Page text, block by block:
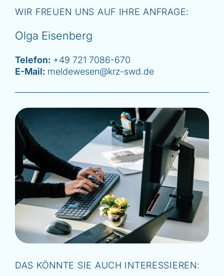
WIR FREUEN UNS AUF IHRE ANFRAGE:
Olga Eisenberg
Telefon: +49 721 7086-670
E-Mail: meldewesen@krz-swd.de
DAS KÖNNTE SIE AUCH INTERESSIEREN: